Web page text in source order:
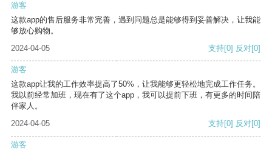
游客
这款app的售后服务非常完善，遇到问题总是能够得到妥善解决，让我能
够放心购物。
2024-04-05
支持[0] 反对[0]
游客
这款app让我的工作效率提高了50%，让我能够更轻松地完成工作任务。
我以前经常加班，现在有了这个app，我可以提前下班，有更多的时间陪
伴家人。
2024-04-05
支持[0] 反对[0]
游客